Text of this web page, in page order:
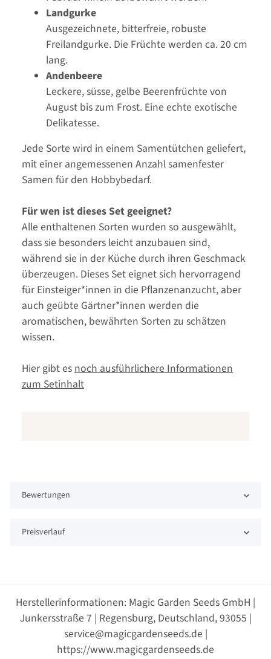
Landgurke
Ausgezeichnete, bitterfreie, robuste
Freilandgurke. Die Früchte werden ca. 20 cm
lang.
Andenbeere
Leckere, süsse, gelbe Beerenfrüchte von
August bis zum Frost. Eine echte exotische
Delikatesse.
Jede Sorte wird in einem Samentütchen geliefert,
mit einer angemessenen Anzahl samenfester
Samen für den Hobbybedarf.
Für wen ist dieses Set geeignet?
Alle enthaltenen Sorten wurden so ausgewählt,
dass sie besonders leicht anzubauen sind,
während sie in der Küche durch ihren Geschmack
überzeugen. Dieses Set eignet sich hervorragend
für Einsteiger*innen in die Pflanzenanzucht, aber
auch geübte Gärtner*innen werden die
aromatischen, bewährten Sorten zu schätzen
wissen.
Hier gibt esnoch ausführlichere Informationen
zum Setinhalt
Bewertungen
Preisverlauf
Herstellerinformationen: Magic Garden Seeds GmbH |
Junkersstraße 7 | Regensburg, Deutschland, 93055 |
service@magicgardenseeds.de |
https://www.magicgardenseeds.de